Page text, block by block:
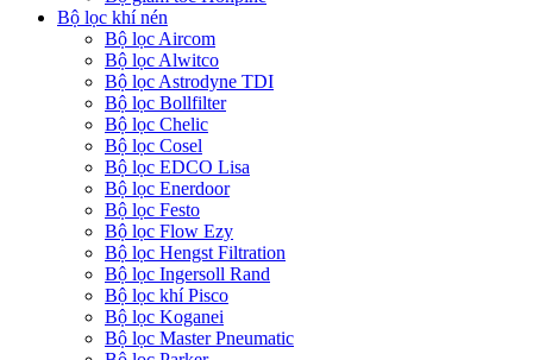
Bộ lọc khí nén
Bộ lọc Aircom
Bộ lọc Alwitco
Bộ lọc Astrodyne TDI
Bộ lọc Bollfilter
Bộ lọc Chelic
Bộ lọc Cosel
Bộ lọc EDCO Lisa
Bộ lọc Enerdoor
Bộ lọc Festo
Bộ lọc Flow Ezy
Bộ lọc Hengst Filtration
Bộ lọc Ingersoll Rand
Bộ lọc khí Pisco
Bộ lọc Koganei
Bộ lọc Master Pneumatic